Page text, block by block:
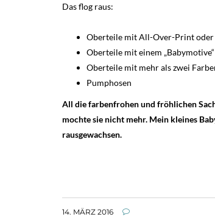
Das flog raus:
Oberteile mit All-Over-Print oder
Oberteile mit einem
Oberteile mit mehr als zwei
Pumphosen
All die farbenfrohen und fröhlichen
mochte sie nicht mehr. Mein kleines
rausgewachsen.
14. MÄRZ 2016